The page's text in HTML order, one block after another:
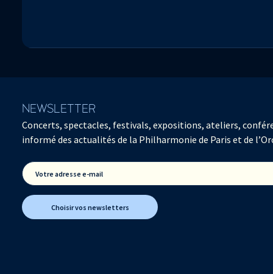
NEWSLETTER
Concerts, spectacles, festivals, expositions, ateliers,
informé des actualités de la Philharmonie de Paris et de
Votre adresse e-mail
Choisir vos newsletters